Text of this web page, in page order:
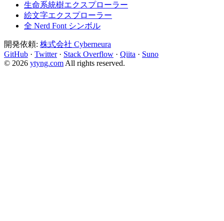
生命系統樹エクスプローラー
絵文字エクスプローラー
全 Nerd Font シンボル
開発依頼: 株式会社 Cyberneura
GitHub · Twitter · Stack Overflow · Qiita · Suno
© 2026 ytyng.com All rights reserved.